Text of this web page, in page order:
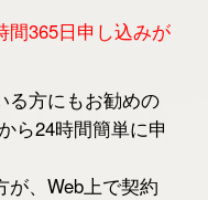
間365日申し込みが
る方にもお勧めの
ら24時間簡単に申
、Web上で契約